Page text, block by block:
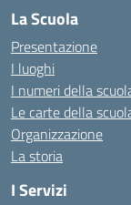
La Scuola
Presentazione
I luoghi
I numeri della
Le carte della
Organizzazione
La storia
I Servizi